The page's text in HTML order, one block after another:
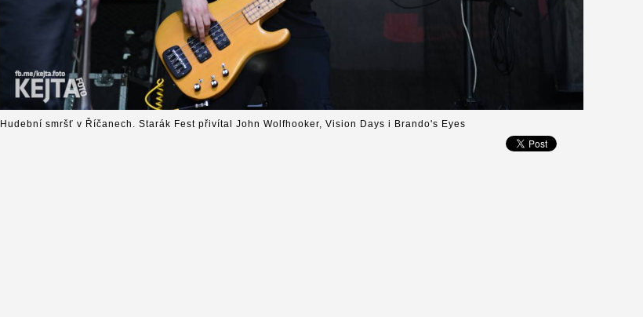
Hudební smršť v Říčanech. Starák Fest přivítal John Wolfhooker, Vision Days i Brando's Eyes